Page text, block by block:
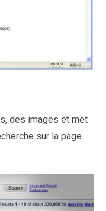
des images et met
sur la page